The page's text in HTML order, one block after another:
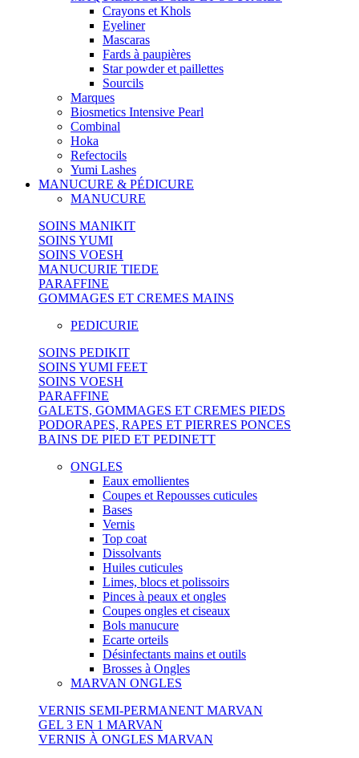
Crayons et Khols
Eyeliner
Mascaras
Fards à paupières
Star powder et paillettes
Sourcils
Marques
Biosmetics Intensive Pearl
Combinal
Hoka
Refectocils
Yumi Lashes
MANUCURE & PÉDICURE
MANUCURE
SOINS MANIKIT
SOINS YUMI
SOINS VOESH
MANUCURIE TIEDE
PARAFFINE
GOMMAGES ET CREMES MAINS
PEDICURIE
SOINS PEDIKIT
SOINS YUMI FEET
SOINS VOESH
PARAFFINE
GALETS, GOMMAGES ET CREMES PIEDS
PODORAPES, RAPES ET PIERRES PONCES
BAINS DE PIED ET PEDINETT
ONGLES
Eaux emollientes
Coupes et Repousses cuticules
Bases
Vernis
Top coat
Dissolvants
Huiles cuticules
Limes, blocs et polissoirs
Pinces à peaux et ongles
Coupes ongles et ciseaux
Bols manucure
Ecarte orteils
Désinfectants mains et outils
Brosses à Ongles
MARVAN ONGLES
VERNIS SEMI-PERMANENT MARVAN
GEL 3 EN 1 MARVAN
VERNIS À ONGLES MARVAN